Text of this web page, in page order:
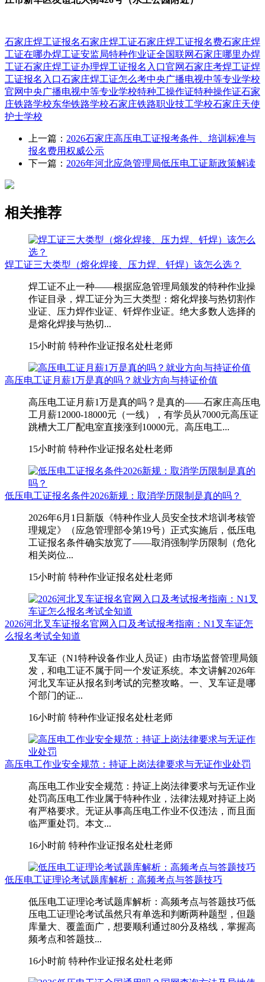
石家庄焊工证报名石家庄焊工证石家庄焊工证报名费石家庄焊
工证在哪办焊工证安监局特种作业证全国联网石家庄哪里办焊
工证石家庄焊工证办理焊工证报名入口官网石家庄考焊工证焊
工证报名入口石家庄焊工证怎么考中央广播电视中等专业学校
官网中央广播电视中等专业学校特种工操作证特种操作证石家
庄铁路学校东华铁路学校石家庄铁路职业技工学校石家庄天使
护士学校
上一篇： 2026石家庄高压电工证报考条件、培训标准与
报名费用权威公示
下一篇： 2026年河北应急管理局低压电工证新政策解读
相关推荐
焊工证三大类型（熔化焊接、压力焊、钎焊）该怎么选？
焊工证不止一种——根据应急管理局颁发的特种作业操
作证目录，焊工证分为三大类型：熔化焊接与热切割作
业证、压力焊作业证、钎焊作业证。绝大多数人选择的
是熔化焊接与热切...
15小时前 特种作业证报名处杜老师
高压电工证月薪1万是真的吗？就业方向与持证价值
高压电工证月薪1万是真的吗？是真的——石家庄高压电
工月薪12000-18000元（一线），有学员从7000元高压证
跳槽大工厂配电室直接涨到10000元。高压电工...
15小时前 特种作业证报名处杜老师
低压电工证报名条件2026新规：取消学历限制是真的吗？
2026年6月1日新版《特种作业人员安全技术培训考核管
理规定》（应急管理部令第19号）正式实施后，低压电
工证报名条件确实放宽了——取消强制学历限制（危化
相关岗位...
15小时前 特种作业证报名处杜老师
2026河北叉车证报名官网入口及考试报考指南：N1叉车证怎
么报名考试全知道
叉车证（N1特种设备作业人员证）由市场监督管理局颁
发，和电工证不属于同一个发证系统。本文讲解2026年
河北叉车证从报名到考试的完整攻略。一、叉车证是哪
个部门的证...
16小时前 特种作业证报名处杜老师
高压电工作业安全规范：持证上岗法律要求与无证作业处罚
高压电工作业安全规范：持证上岗法律要求与无证作业
处罚高压电工作业属于特种作业，法律法规对持证上岗
有严格要求。无证从事高压电工作业不仅违法，而且面
临严重处罚。本文...
16小时前 特种作业证报名处杜老师
低压电工证理论考试题库解析：高频考点与答题技巧
低压电工证理论考试题库解析：高频考点与答题技巧低
压电工证理论考试虽然只有单选和判断两种题型，但题
库量大、覆盖面广，想要顺利通过80分及格线，掌握高
频考点和答题技...
16小时前 特种作业证报名处杜老师